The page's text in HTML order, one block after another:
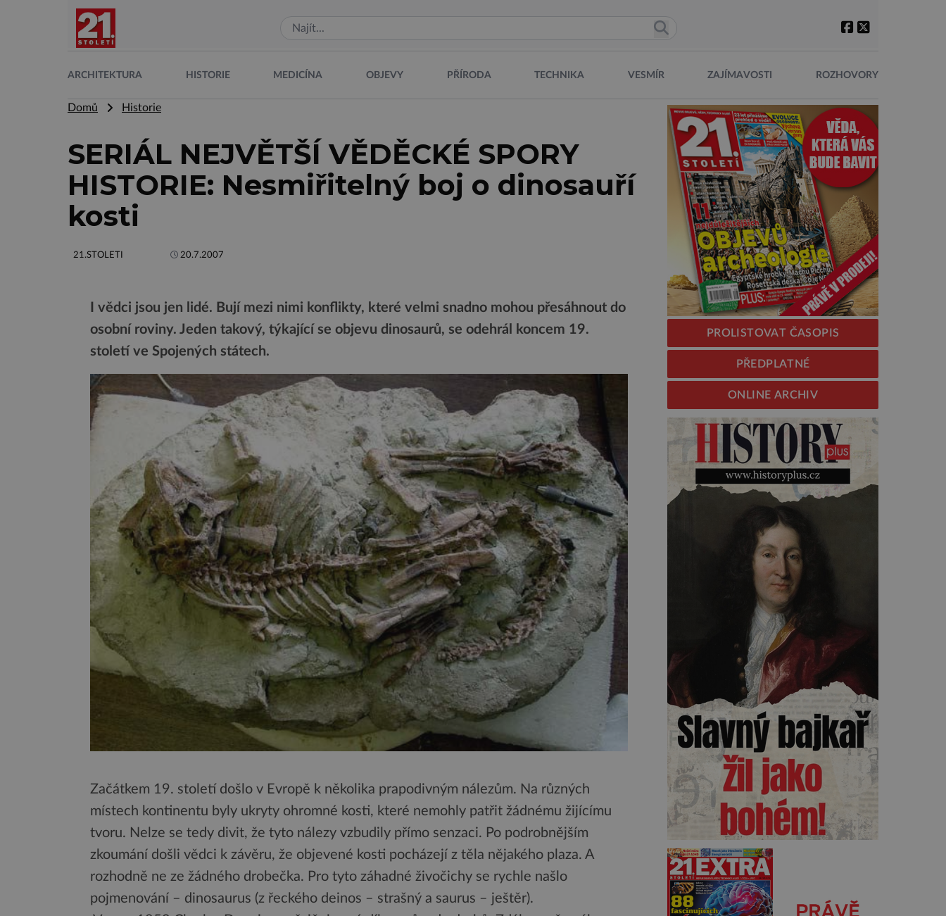
ARCHITEKTURA HISTORIE MEDICÍNA OBJEVY PŘÍRODA TECHNIKA VESMÍR ZAJÍMAVOSTI ROZHOVORY
Domů Historie
SERIÁL NEJVĚTŠÍ VĚDĚCKÉ SPORY
HISTORIE: Nesmiřitelný boj o dinosauří
kosti
21.STOLETI 20.7.2007
I vědci jsou jen lidé. Bují mezi nimi konflikty, které velmi snadno mohou přesáhnout do
osobní roviny. Jeden takový, týkající se objevu dinosaurů, se odehrál koncem 19.
století ve Spojených státech.
Začátkem 19. století došlo v Evropě k několika prapodivným nálezům. Na různých
místech kontinentu byly ukryty ohromné kosti, které nemohly patřit žádnému žijícímu
tvoru. Nelze se tedy divit, že tyto nálezy vzbudily přímo senzaci. Po podrobnějším
zkoumání došli vědci k závěru, že objevené kosti pocházejí z těla nějakého plaza. A
rozhodně ne ze žádného drobečka. Pro tyto záhadné živočichy se rychle našlo
pojmenování – dinosaurus (z řeckého deinos – strašný a saurus – ještěr).
PROLISTOVAT ČASOPIS
PŘEDPLATNÉ
ONLINE ARCHIV